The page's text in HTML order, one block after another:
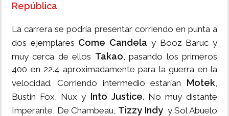
República
La carrera se podría presentar corriendo en punta a
dos ejemplares Come Candela y Booz Baruc y
muy cerca de ellos Takao, pasando los primeros
400 en 22.4 aproximadamente para la guerra en la
velocidad. Corriendo intermedio estarían Motek,
Bustin Fox, Nux y Into Justice. No muy distante
Imperante, De Chambeau, Tizzy Indy y Sol Abuelo